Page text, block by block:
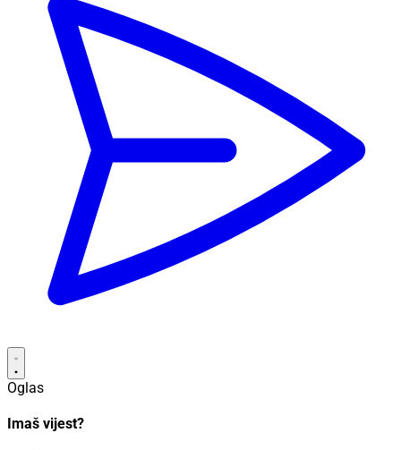
Oglas
Imaš vijest?